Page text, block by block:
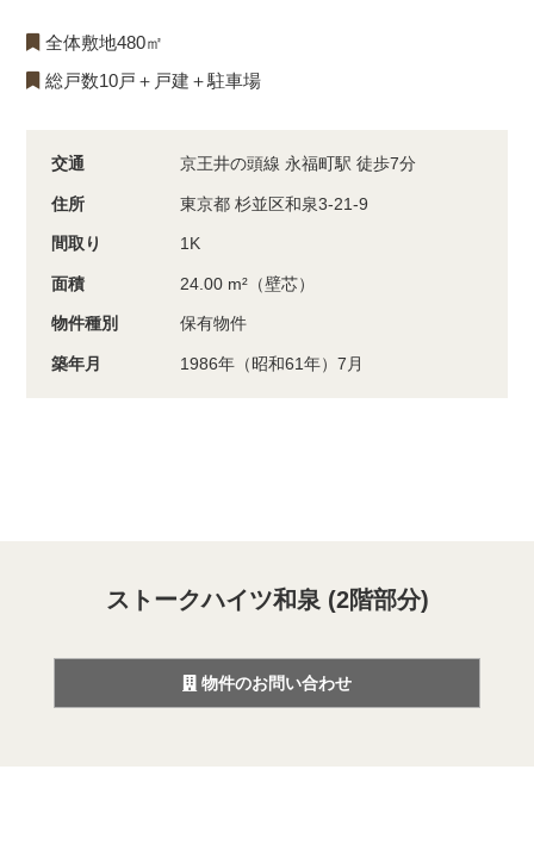
全体敷地480㎡
総戸数10戸＋戸建＋駐車場
交通 京王井の頭線 永福町駅 徒歩7分
住所 東京都 杉並区和泉3-21-9
間取り 1K
面積 24.00 m²（壁芯）
物件種別 保有物件
築年月 1986年（昭和61年）7月
ストークハイツ和泉 (2階部分)
物件のお問い合わせ